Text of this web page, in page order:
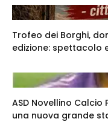
Trofeo dei Borghi,
edizione: spettacolo
ASD Novellino
una nuova grande